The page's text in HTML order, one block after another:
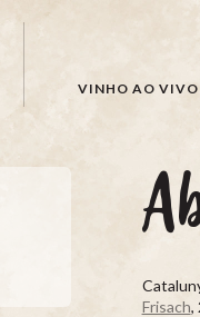
VINHO AO
Frisach,